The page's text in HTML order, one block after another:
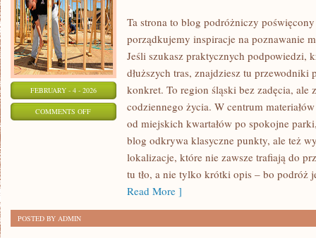
FEBRUARY - 4 - 2026
COMMENTS OFFON
Ta strona to blog podróżniczy
porządkujemy inspiracje na poznawanie
Jeśli szukasz praktycznych podpowiedzi,
dłuższych tras, znajdziesz tu przewodniki
konkret. To region śląski bez zadęcia, ale
codziennego życia. W centrum
od miejskich kwartałów po spokojne
blog odkrywa klasyczne punkty, ale też
lokalizacje, które nie zawsze trafiają do
tu tło, a nie tylko krótki opis – bo podróż
Read More ]
POSTED BY ADMIN